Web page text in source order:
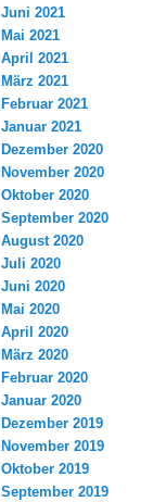
Juni 2021
Mai 2021
April 2021
März 2021
Februar 2021
Januar 2021
Dezember 2020
November 2020
Oktober 2020
September 2020
August 2020
Juli 2020
Juni 2020
Mai 2020
April 2020
März 2020
Februar 2020
Januar 2020
Dezember 2019
November 2019
Oktober 2019
September 2019